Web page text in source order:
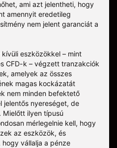
ami azt jelentheti, hogy
amennyit eredetileg
nem jelent garanciát a
eszközökkel – mint
CFD-k – végzett tranzakciók
amelyek az összes
magas kockázatát
nem minden befektető
jelentős nyereséget, de
Mielőtt ilyen típusú
mérlegelnie kell, hogy
az eszközök, és
vállalja a pénze